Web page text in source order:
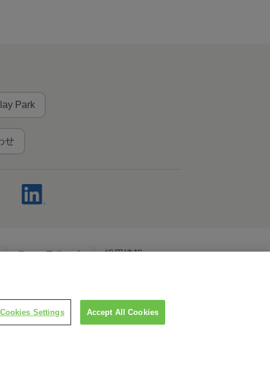
Park
せ
ニュースルーム 採用情報
Cookies Settings Accept All Cookies